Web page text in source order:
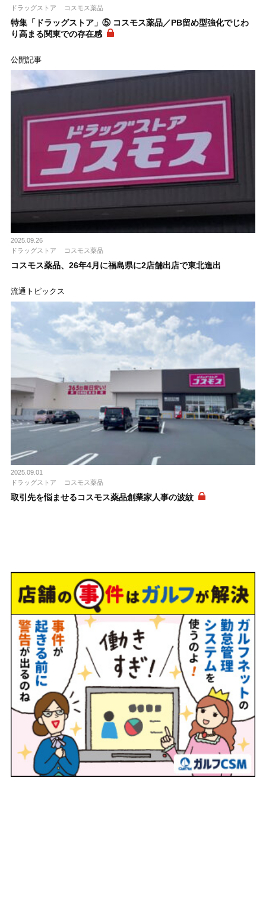
ドラッグストア
コスモス薬品
特集「ドラッグストア」⑤ コスモス薬品／PB留め型強化でじわ
り高まる関東での存在感
公開記事
2025.09.26
ドラッグストア
コスモス薬品
コスモス薬品、26年4月に福島県に2店舗出店で東北進出
流通トピックス
2025.09.01
ドラッグストア
コスモス薬品
取引先を悩ませるコスモス薬品創業家人事の波紋